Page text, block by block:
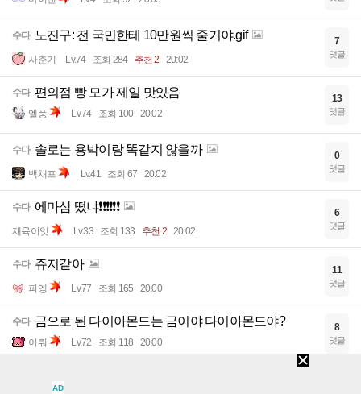
수다 노진구: 전 국민한테 10만원씩 줄거야.gif
사춘기 Lv.74 조회 284 추천 2 20:02
7
댓글
수다 편의점 빵 모가 제일 맛있음
엘풍 Lv.74 조회 100 20:02
13
댓글
수다 솔로는 용박이랑 똑같지 않을까
백채프 Lv.41 조회 67 20:02
0
댓글
수다 에마삼 떴냐❗️❗️❗️❗️❗️❗️
재육이잇 Lv.33 조회 133 추천 2 20:02
6
댓글
수다 쥬지같아
피엥 Lv.77 조회 165 20:00
11
댓글
수다 금으로 된 다이아몬드는 금이야 다이아몬드야?
이뤄 Lv.72 조회 118 20:00
8
댓글
AD